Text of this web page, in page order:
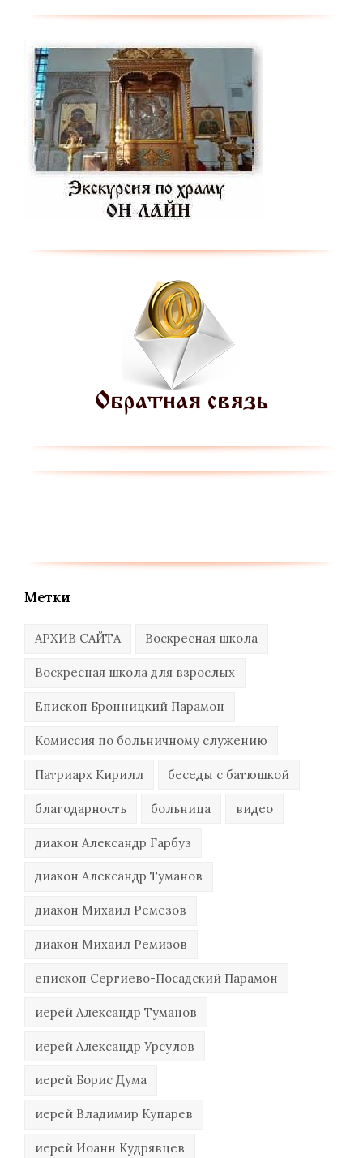
Метки
АРХИВ САЙТА Воскресная школа
Воскресная школа для взрослых
Епископ Бронницкий Парамон
Комиссия по больничному служению
Патриарх Кирилл беседы с батюшкой
благодарность больница видео
диакон Александр Гарбуз
диакон Александр Туманов
диакон Михаил Ремезов
диакон Михаил Ремизов
епископ Сергиево-Посадский Парамон
иерей Александр Туманов
иерей Александр Урсулов
иерей Борис Дума
иерей Владимир Купарев
иерей Иоанн Кудрявцев